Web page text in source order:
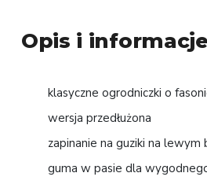
Opis i
klasyczne ogrodniczki o
wersja przedłużona
zapinanie na guziki na lewym
guma w pasie dla